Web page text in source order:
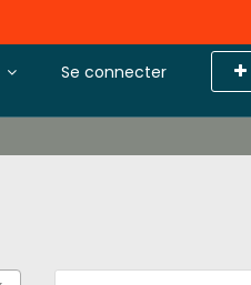
Se connecter